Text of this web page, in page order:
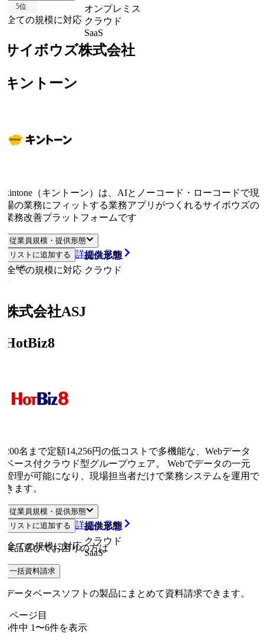
ての規模に対応
オンプレミス
クラウド
SaaS
位
イボウズ株式会社
ントーン
（キントーン）は、AIとノーコード・ローコードで現
の業務にフィットする業務アプリがつくれるサイボウズの
務改善プラットフォームです
従業員規模・提供形態
従業員規模
提供形態
ての規模に対応 クラウド
リストに追加する 詳細を見る
6位
式会社ASJ
名まで定額14,256円の低コストで多機能な、Webデータ
ース付クラウド型グループウェア。 Webでデータの一元
理が可能になり、現場担当者だけで業務システムを運用で
ます。
従業員規模・提供形態
従業員規模
提供形態
ての規模に対応
クラウド
SaaS
リストに追加する 詳細を見る
品選びでお困りの方は
一括資料請求
ータベースソフトの製品にまとめて資料請求できます。
ページ目
件中1 〜6件を表示